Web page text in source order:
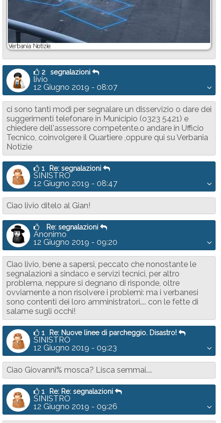
2 segnalazioni
livio
12 Giugno 2019 - 08:07
ci sono tanti modi per segnalare un disservizio o dare dei
suggerimenti telefonare in Municipio (o323 5421) e
chiedere dell'assessore competente.o andare in Ufficio
Tecnico, coinvolgere il Quartiere ,oppure qui su Verbania
Notizie
1 Re: segnalazioni
SINISTRO
12 Giugno 2019 - 08:47
Ciao livio ditelo al Gian!
Re: segnalazioni
Anonimo
12 Giugno 2019 - 09:20
Ciao livio, bene a sapersi, peccato che nonostante le
segnalazioni a sindaco e servizi tecnici, per altro
problema, neppure si degnano di risponde, oltre
ovviamente a non risolvere i problemi: ma i verbanesi
sono contenti dei loro amministratori.... con le fette di
salame sugli occhi!
1 Re: Nuove linee di parcheggio. Disastro!
SINISTRO
12 Giugno 2019 - 09:23
Ciao Giovanni% mosca? Lisca semmai....
1 Re: Re: segnalazioni
SINISTRO
12 Giugno 2019 - 09:26